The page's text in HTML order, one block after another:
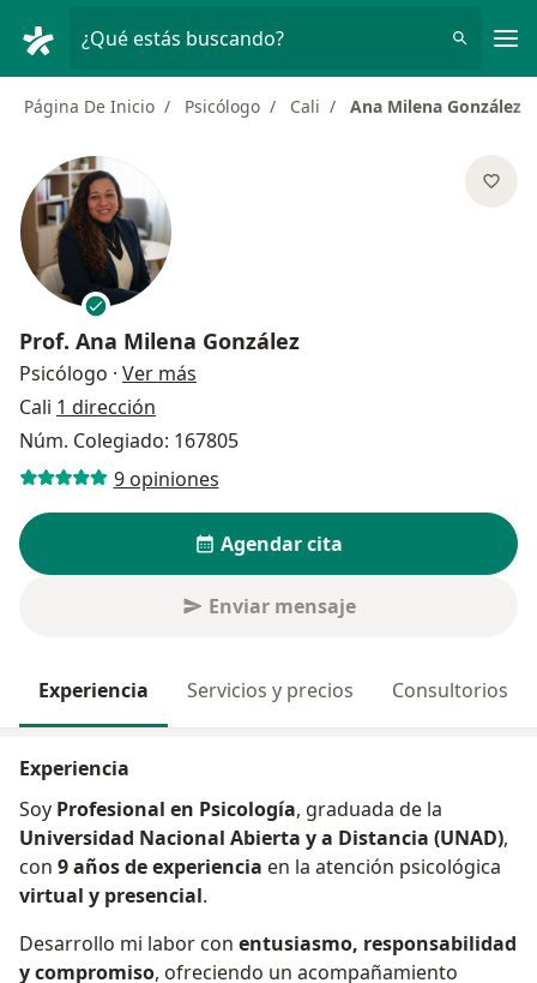
¿Qué estás buscando?
Página De Inicio Psicólogo Cali Ana Milena González
Prof. Ana Milena González
Psicólogo · Ver más
Cali 1 dirección
Núm. Colegiado: 167805
9 opiniones
Agendar cita
Enviar mensaje
Experiencia Servicios y precios Consultorios
Experiencia
Soy Profesional en Psicología, graduada de la
Universidad Nacional Abierta y a Distancia (UNAD),
con 9 años de experiencia en la atención psicológica
virtual y presencial.
Desarrollo mi labor con entusiasmo, responsabilidad
y compromiso, ofreciendo un acompañamiento